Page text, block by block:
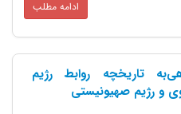
ادامه مطلب
تاریخچه روابط رژیم
و رژیم صهیونیستی